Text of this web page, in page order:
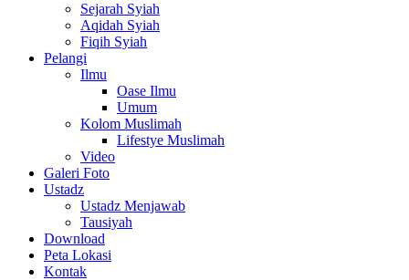
Sejarah Syiah
Aqidah Syiah
Fiqih Syiah
Pelangi
Ilmu
Oase Ilmu
Umum
Kolom Muslimah
Lifestye Muslimah
Video
Galeri Foto
Ustadz
Ustadz Menjawab
Tausiyah
Download
Peta Lokasi
Kontak